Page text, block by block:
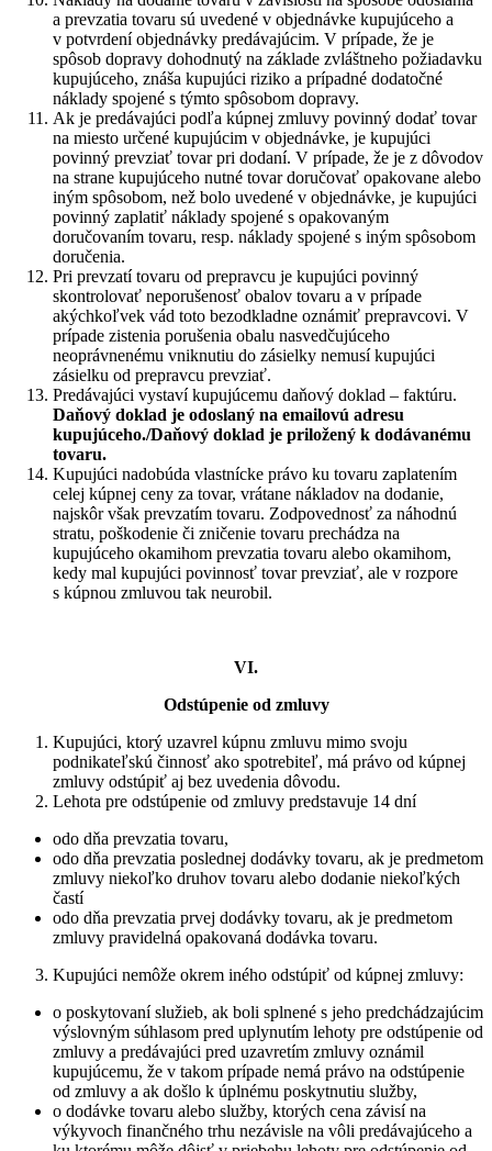
a prevzatia tovaru sú uvedené v objednávke kupujúceho a
v potvrdení objednávky predávajúcim. V prípade, že je
spôsob dopravy dohodnutý na základe zvláštneho požiadavku
kupujúceho, znáša kupujúci riziko a prípadné dodatočné
náklady spojené s týmto spôsobom dopravy.
Ak je predávajúci podľa kúpnej zmluvy povinný dodať tovar
na miesto určené kupujúcim v objednávke, je kupujúci
povinný prevziať tovar pri dodaní. V prípade, že je z dôvodov
na strane kupujúceho nutné tovar doručovať opakovane alebo
iným spôsobom, než bolo uvedené v objednávke, je kupujúci
povinný zaplatiť náklady spojené s opakovaným
doručovaním tovaru, resp. náklady spojené s iným spôsobom
doručenia.
Pri prevzatí tovaru od prepravcu je kupujúci povinný
skontrolovať neporušenosť obalov tovaru a v prípade
akýchkoľvek vád toto bezodkladne oznámiť prepravcovi. V
prípade zistenia porušenia obalu nasvedčujúceho
neoprávnenému vniknutiu do zásielky nemusí kupujúci
zásielku od prepravcu prevziať.
Predávajúci vystaví kupujúcemu daňový doklad – faktúru.
Daňový doklad je odoslaný na emailovú adresu
kupujúceho./Daňový doklad je priložený k dodávanému
tovaru.
Kupujúci nadobúda vlastnícke právo ku tovaru zaplatením
celej kúpnej ceny za tovar, vrátane nákladov na dodanie,
najskôr však prevzatím tovaru. Zodpovednosť za náhodnú
stratu, poškodenie či zničenie tovaru prechádza na
kupujúceho okamihom prevzatia tovaru alebo okamihom,
kedy mal kupujúci povinnosť tovar prevziať, ale v rozpore
s kúpnou zmluvou tak neurobil.
VI.
Odstúpenie od zmluvy
Kupujúci, ktorý uzavrel kúpnu zmluvu mimo svoju
podnikateľskú činnosť ako spotrebiteľ, má právo od kúpnej
zmluvy odstúpiť aj bez uvedenia dôvodu.
Lehota pre odstúpenie od zmluvy predstavuje 14 dní
odo dňa prevzatia tovaru,
odo dňa prevzatia poslednej dodávky tovaru, ak je predmetom
zmluvy niekoľko druhov tovaru alebo dodanie niekoľkých
častí
odo dňa prevzatia prvej dodávky tovaru, ak je predmetom
zmluvy pravidelná opakovaná dodávka tovaru.
Kupujúci nemôže okrem iného odstúpiť od kúpnej zmluvy:
o poskytovaní služieb, ak boli splnené s jeho predchádzajúcim
výslovným súhlasom pred uplynutím lehoty pre odstúpenie od
zmluvy a predávajúci pred uzavretím zmluvy oznámil
kupujúcemu, že v takom prípade nemá právo na odstúpenie
od zmluvy a ak došlo k úplnému poskytnutiu služby,
o dodávke tovaru alebo služby, ktorých cena závisí na
výkyvoch finančného trhu nezávisle na vôli predávajúceho a